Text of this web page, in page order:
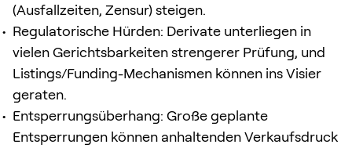
(Ausfallzeiten, Zensur) steigen.
Regulatorische Hürden: Derivate unterliegen in
vielen Gerichtsbarkeiten strengerer Prüfung, und
Listings/Funding-Mechanismen können ins Visier
geraten.
Entsperrungsüberhang: Große geplante
Entsperrungen können anhaltenden Verkaufsdruck